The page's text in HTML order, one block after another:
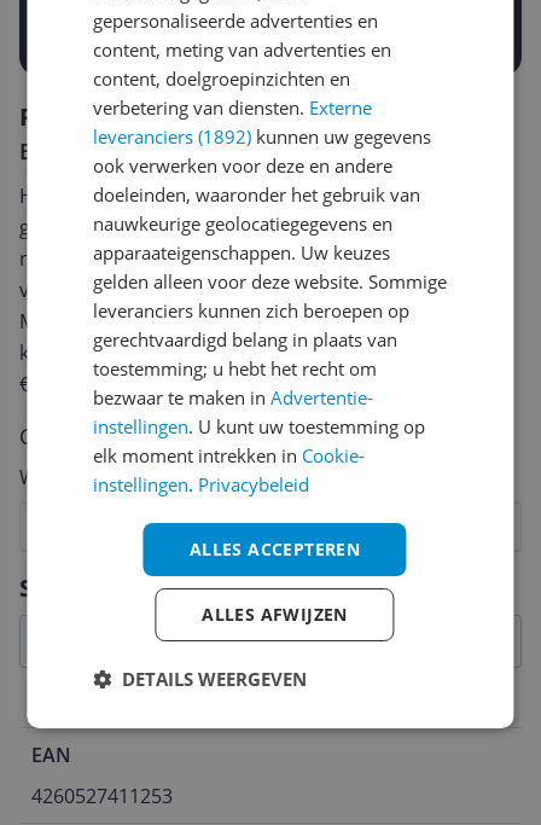
Prijsalert aanzetten
Specificaties
EAN
4260527411253
Reviews
Er zijn nog geen reviews geschreven
Heb jij dit product in bezit en wil je graag je mening
geven? Start dan hieronder met het schrijven van je
review. Afhankelijk van de details duurt het schrijven
van een review gemiddeld tussen de 3 en 10 minuten.
Met jouw mening help je andere bezoekers een betere
keuze te maken én maak je iedere maand kans op
€250,-!
Klik hier voor de actievoorwaarden.
Cijfer
Welk cijfer geef jij dit product?
8
7
6
5
4
3
gepersonaliseerde advertenties en
content, meting van advertenties en
content, doelgroepinzichten en
verbetering van diensten. Externe
leveranciers (1892) kunnen uw gegevens
ook verwerken voor deze en andere
doeleinden, waaronder het gebruik van
nauwkeurige geolocatiegegevens en
apparaateigenschappen. Uw keuzes
gelden alleen voor deze website. Sommige
leveranciers kunnen zich beroepen op
gerechtvaardigd belang in plaats van
toestemming; u hebt het recht om
bezwaar te maken inAdvertentie-
instellingen. U kunt uw toestemming op
elk moment intrekken in Cookie-
instellingen. Privacybeleid
ALLES ACCEPTEREN
ALLES AFWIJZEN
DETAILS WEERGEVEN